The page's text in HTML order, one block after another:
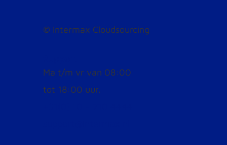
© Intermax Cloudsourcing
Ma t/m vr van 08:00
tot 18:00 uur.